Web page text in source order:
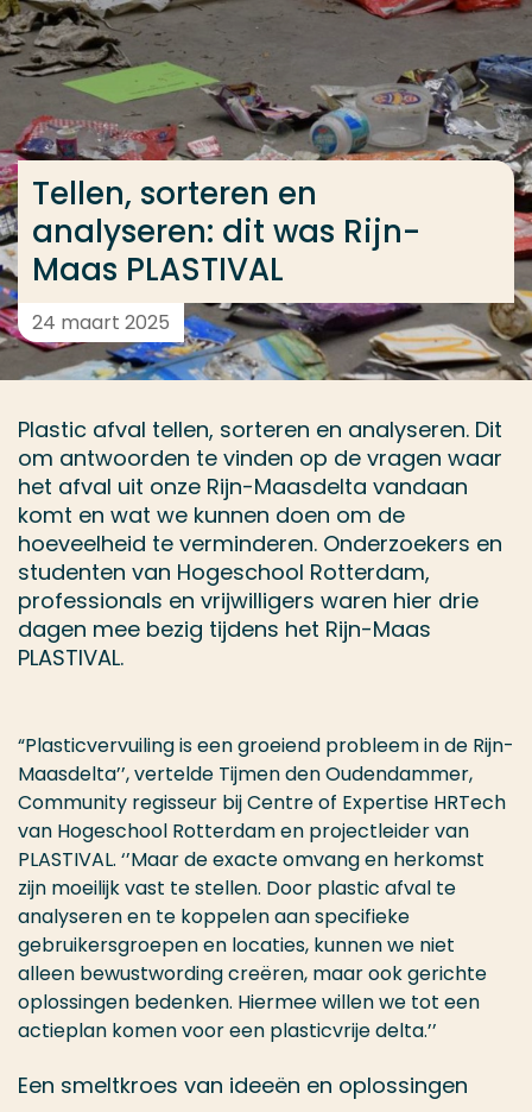
Ga direct naar de content
... > Tellen, sorteren en analyseren: dit was Rijn-Maas
Tellen, sorteren en
analyseren: dit was Rijn-
Maas PLASTIVAL
24 maart 2025
Plastic afval tellen, sorteren en analyseren. Dit
om antwoorden te vinden op de vragen waar
het afval uit onze Rijn-Maasdelta vandaan
komt en wat we kunnen doen om de
hoeveelheid te verminderen. Onderzoekers en
studenten van Hogeschool Rotterdam,
professionals en vrijwilligers waren hier drie
dagen mee bezig tijdens het Rijn-Maas
PLASTIVAL.
“Plasticvervuiling is een groeiend probleem in de Rijn-
Maasdelta’’, vertelde Tijmen den Oudendammer,
Community regisseur bij Centre of Expertise HRTech
van Hogeschool Rotterdam en projectleider van
PLASTIVAL. ‘’Maar de exacte omvang en herkomst
zijn moeilijk vast te stellen. Door plastic afval te
analyseren en te koppelen aan specifieke
gebruikersgroepen en locaties, kunnen we niet
alleen bewustwording creëren, maar ook gerichte
oplossingen bedenken. Hiermee willen we tot een
actieplan komen voor een plasticvrije delta.’’
Een smeltkroes van ideeën en oplossingen
Veel gezocht
Opleiding
Contact